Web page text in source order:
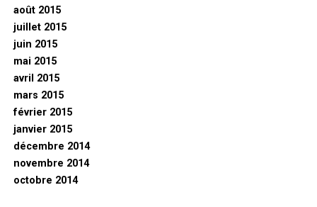
août 2015
juillet 2015
juin 2015
mai 2015
avril 2015
mars 2015
février 2015
janvier 2015
décembre 2014
novembre 2014
octobre 2014